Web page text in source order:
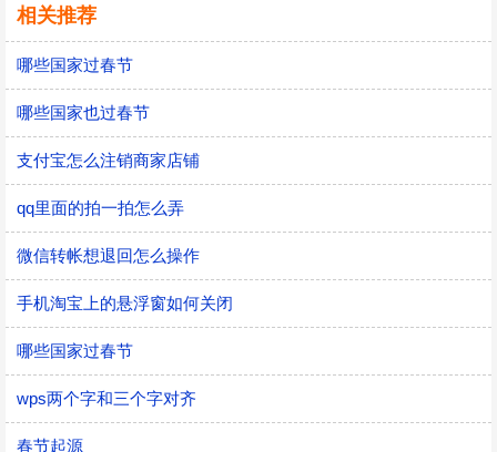
相关推荐
哪些国家过春节
哪些国家也过春节
支付宝怎么注销商家店铺
qq里面的拍一拍怎么弄
微信转帐想退回怎么操作
手机淘宝上的悬浮窗如何关闭
哪些国家过春节
wps两个字和三个字对齐
春节起源